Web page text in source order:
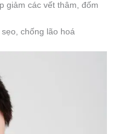
giảm các vết thâm, đốm
chống lão hoá